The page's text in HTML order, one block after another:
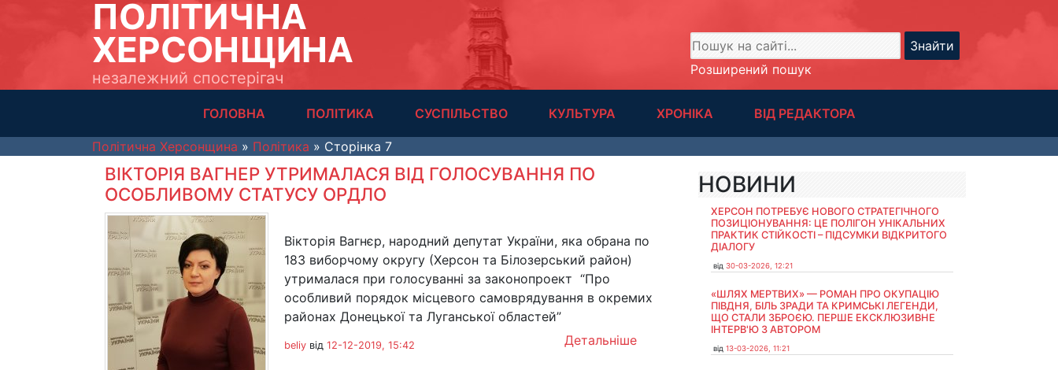
ПОЛІТИЧНА
ХЕРСОНЩИНА
незалежний спостерігач
Знайти
Розширений пошук
ГОЛОВНА ПОЛІТИКА СУСПІЛЬСТВО КУЛЬТУРА ХРОНІКА ВІД РЕДАКТОРА
Політична Херсонщина » Політика » Сторінка 7
ВІКТОРІЯ ВАГНЕР УТРИМАЛАСЯ ВІД ГОЛОСУВАННЯ ПО
ОСОБЛИВОМУ СТАТУСУ ОРДЛО
Вікторія Вагнєр, народний депутат України, яка обрана по
183 виборчому округу (Херсон та Білозерський район)
утрималася при голосуванні за законопроект “Про
особливий порядок місцевого самоврядування в окремих
районах Донецької та Луганської областей”
Детальніше
beliy від 12-12-2019, 15:42
НОВИНИ
ХЕРСОН ПОТРЕБУЄ НОВОГО СТРАТЕГІЧНОГО
ПОЗИЦІОНУВАННЯ: ЦЕ ПОЛІГОН УНІКАЛЬНИХ
ПРАКТИК СТІЙКОСТІ – ПІДСУМКИ ВІДКРИТОГО
ДІАЛОГУ
від 30-03-2026, 12:21
«ШЛЯХ МЕРТВИХ» — РОМАН ПРО ОКУПАЦІЮ
ПІВДНЯ, БІЛЬ ЗРАДИ ТА КРИМСЬКІ ЛЕГЕНДИ,
ЩО СТАЛИ ЗБРОЄЮ. ПЕРШЕ ЕКСКЛЮЗИВНЕ
ІНТЕРВ'Ю З АВТОРОМ
від 13-03-2026, 11:21